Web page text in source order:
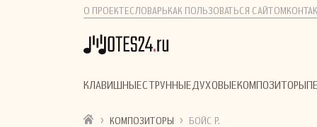
О ПРОЕКТЕСЛОВАРЬ КАК ПОЛЬЗОВАТЬСЯ САЙТОМ
КЛАВИШНЫЕСТРУННЫЕДУХОВЫЕКОМПОЗИТОРЫ
› КОМПОЗИТОРЫ › БОЙС Р.